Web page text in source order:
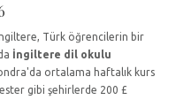
Türk öğrencilerin bir
İngiltere dil okulu
ortalama haftalık kurs
gibi şehirlerde 200 £